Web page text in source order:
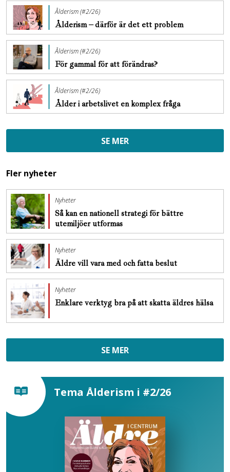
Ålderism (#2/26)
Ålderism – därför är det ett problem
Ålderism (#2/26)
För gammal för att förändras?
Ålderism (#2/26)
Ålder i arbetslivet en komplex fråga
SE MER
Fler nyheter
Nyheter
Så kan en nationell strategi för bättre
utemiljöer utformas
Nyheter
Äldre vill vara med och fatta beslut
Nyheter
Enklare verktyg bra på att skatta äldres hälsa
SE MER
Tema Ålderism i #2/26